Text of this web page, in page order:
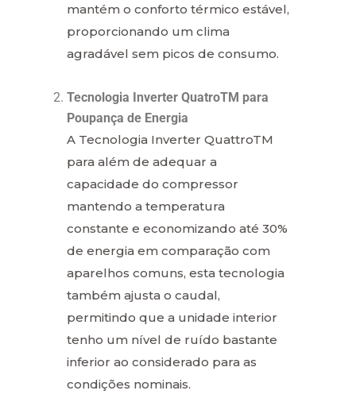
mantém o conforto térmico estável,
proporcionando um clima
agradável sem picos de consumo.
Tecnologia Inverter QuatroTM para
Poupança de Energia
A Tecnologia Inverter QuattroTM
para além de adequar a
capacidade do compressor
mantendo a temperatura
constante e economizando até 30%
de energia em comparação com
aparelhos comuns, esta tecnologia
também ajusta o caudal,
permitindo que a unidade interior
tenho um nível de ruído bastante
inferior ao considerado para as
condições nominais.